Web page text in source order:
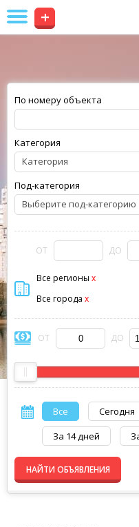
+
Категория
Категория
Под-категория
Выберите под-категорию
По номеру объекта
ОТ ДО
Все регионы x
Все города x
ОТ ДО
Все Сегодня
За 14 дней
НАЙТИ ОБЪЯВЛЕНИЯ